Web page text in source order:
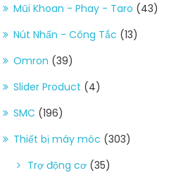
Mũi Khoan - Phay - Taro (43)
Nút Nhấn - Công Tắc (13)
Omron (39)
Slider Product (4)
SMC (196)
Thiết bị máy móc (303)
Trợ động cơ (35)